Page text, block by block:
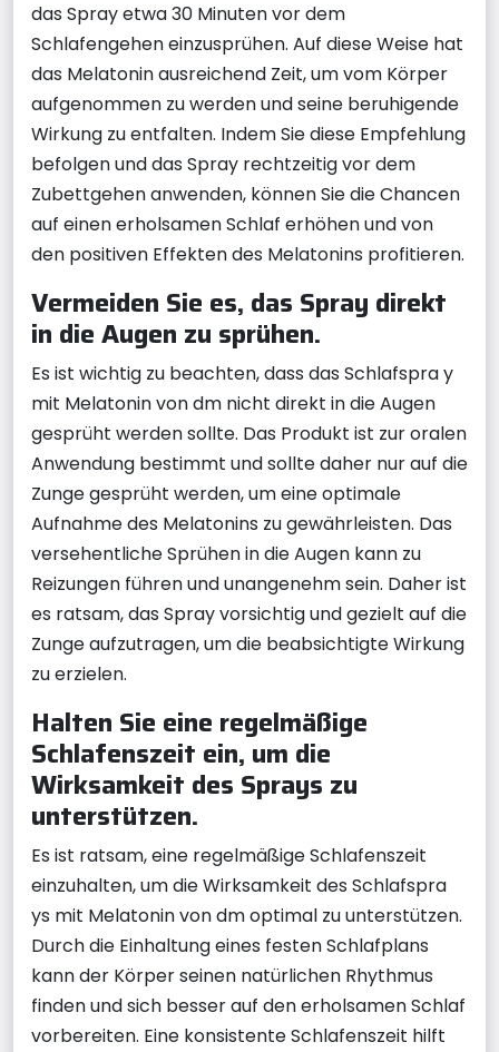
das Spray etwa 30 Minuten vor dem
Schlafengehen einzusprühen. Auf diese Weise hat
das Melatonin ausreichend Zeit, um vom Körper
aufgenommen zu werden und seine beruhigende
Wirkung zu entfalten. Indem Sie diese Empfehlung
befolgen und das Spray rechtzeitig vor dem
Zubettgehen anwenden, können Sie die Chancen
auf einen erholsamen Schlaf erhöhen und von
den positiven Effekten des Melatonins profitieren.
Vermeiden Sie es, das Spray direkt
in die Augen zu sprühen.
Es ist wichtig zu beachten, dass das Schlafspra y
mit Melatonin von dm nicht direkt in die Augen
gesprüht werden sollte. Das Produkt ist zur oralen
Anwendung bestimmt und sollte daher nur auf die
Zunge gesprüht werden, um eine optimale
Aufnahme des Melatonins zu gewährleisten. Das
versehentliche Sprühen in die Augen kann zu
Reizungen führen und unangenehm sein. Daher ist
es ratsam, das Spray vorsichtig und gezielt auf die
Zunge aufzutragen, um die beabsichtigte Wirkung
zu erzielen.
Halten Sie eine regelmäßige
Schlafenszeit ein, um die
Wirksamkeit des Sprays zu
unterstützen.
Es ist ratsam, eine regelmäßige Schlafenszeit
einzuhalten, um die Wirksamkeit des Schlafspra
ys mit Melatonin von dm optimal zu unterstützen.
Durch die Einhaltung eines festen Schlafplans
kann der Körper seinen natürlichen Rhythmus
finden und sich besser auf den erholsamen Schlaf
vorbereiten. Eine konsistente Schlafenszeit hilft